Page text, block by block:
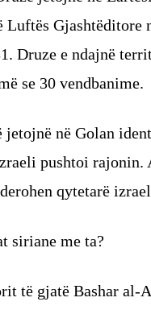
Gjashtëditore
Druze e ndajnë
se 30 vendbanime.
jetojnë në Golan
pushtoi rajonin.
qytetarë
siriane me ta?
të gjatë Bashar al-